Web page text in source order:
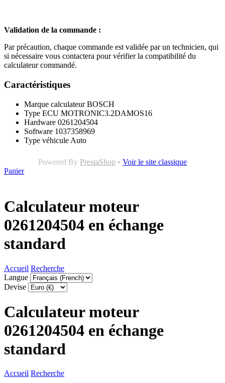
Validation de la commande :
Par précaution, chaque commande est validée par un technicien, qui
si nécessaire vous contactera pour vérifier la compatibilité du
calculateur commandé.
Caractéristiques
Marque calculateur BOSCH
Type ECU MOTRONIC3.2DAMOS16
Hardware 0261204504
Software 1037358969
Type véhicule Auto
Powered By PrestaShop • Voir le site classique
Panier
Calculateur moteur
0261204504 en échange
standard
Accueil Recherche
Langue
Devise
Calculateur moteur
0261204504 en échange
standard
Accueil Recherche